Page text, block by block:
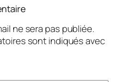
ne sera pas publiée.
sont indiqués avec